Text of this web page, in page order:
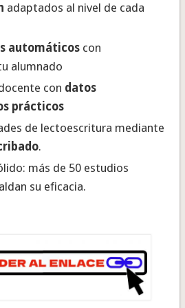
adaptados al nivel de cada
automáticoscon
alumnado
con datos
prácticos
de lectoescritura mediante
.
más de 50 estudios
su eficacia.